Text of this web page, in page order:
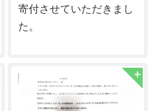
寄付させていただきまし
た。